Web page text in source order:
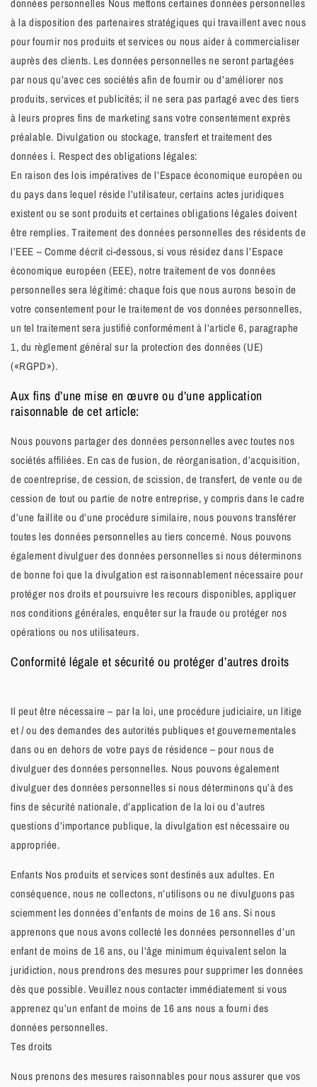
données personnelles Nous mettons certaines données personnelles
à la disposition des partenaires stratégiques qui travaillent avec nous
pour fournir nos produits et services ou nous aider à commercialiser
auprès des clients. Les données personnelles ne seront partagées
par nous qu’avec ces sociétés afin de fournir ou d’améliorer nos
produits, services et publicités; il ne sera pas partagé avec des tiers
à leurs propres fins de marketing sans votre consentement exprès
préalable. Divulgation ou stockage, transfert et traitement des
données ⅰ. Respect des obligations légales:
En raison des lois impératives de l’Espace économique européen ou
du pays dans lequel réside l’utilisateur, certains actes juridiques
existent ou se sont produits et certaines obligations légales doivent
être remplies. Traitement des données personnelles des résidents de
l’EEE – Comme décrit ci-dessous, si vous résidez dans l’Espace
économique européen (EEE), notre traitement de vos données
personnelles sera légitimé: chaque fois que nous aurons besoin de
votre consentement pour le traitement de vos données personnelles,
un tel traitement sera justifié conformément à l’article 6, paragraphe
1, du règlement général sur la protection des données (UE)
(«RGPD»).
Aux fins d’une mise en œuvre ou d’une application
raisonnable de cet article:
Nous pouvons partager des données personnelles avec toutes nos
sociétés affiliées. En cas de fusion, de réorganisation, d’acquisition,
de coentreprise, de cession, de scission, de transfert, de vente ou de
cession de tout ou partie de notre entreprise, y compris dans le cadre
d’une faillite ou d’une procédure similaire, nous pouvons transférer
toutes les données personnelles au tiers concerné. Nous pouvons
également divulguer des données personnelles si nous déterminons
de bonne foi que la divulgation est raisonnablement nécessaire pour
protéger nos droits et poursuivre les recours disponibles, appliquer
nos conditions générales, enquêter sur la fraude ou protéger nos
opérations ou nos utilisateurs.
Conformité légale et sécurité ou protéger d’autres droits
Il peut être nécessaire – par la loi, une procédure judiciaire, un litige
et / ou des demandes des autorités publiques et gouvernementales
dans ou en dehors de votre pays de résidence – pour nous de
divulguer des données personnelles. Nous pouvons également
divulguer des données personnelles si nous déterminons qu’à des
fins de sécurité nationale, d’application de la loi ou d’autres
questions d’importance publique, la divulgation est nécessaire ou
appropriée.
Enfants Nos produits et services sont destinés aux adultes. En
conséquence, nous ne collectons, n’utilisons ou ne divulguons pas
sciemment les données d’enfants de moins de 16 ans. Si nous
apprenons que nous avons collecté les données personnelles d’un
enfant de moins de 16 ans, ou l’âge minimum équivalent selon la
juridiction, nous prendrons des mesures pour supprimer les données
dès que possible. Veuillez nous contacter immédiatement si vous
apprenez qu’un enfant de moins de 16 ans nous a fourni des
données personnelles.
Tes droits
Nous prenons des mesures raisonnables pour nous assurer que vos